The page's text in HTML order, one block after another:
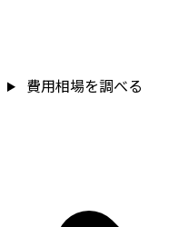
費用相場を調べる